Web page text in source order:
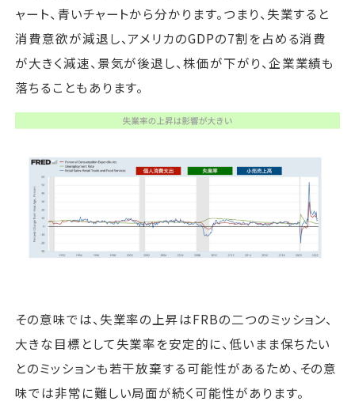
ャート、青いチャートから分かります。つまり、失業すると
消費意欲が減退し、アメリカのGDPの7割を占める消費
が大きく減速、景気が後退し、株価が下がり、企業業績も
落ちることもあります。
その意味では、失業率の上昇はFRBの二つのミッション、
大きな目標として失業率を安定的に、低いまま保ちたい
とのミッションも若干放棄する可能性があるため、その意
味では非常に難しい局面が続く可能性があります。